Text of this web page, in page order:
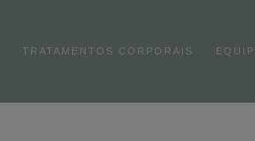
TRATAMENTOS CORPORAIS